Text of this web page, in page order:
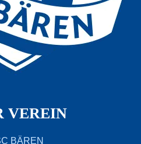
VEREIN
BÄREN